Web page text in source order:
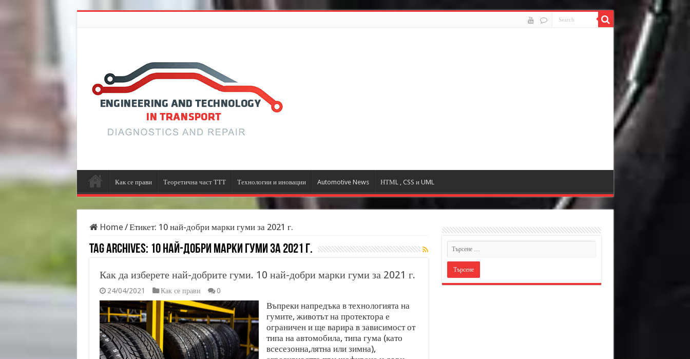
Как се прави Теоретична част ТТТ Технологии и иновации Automotive News НТМL , CSS и UML
Home /Етикет: 10 най-добри марки гуми за 2021 г.
Tag Archives: 10 най-добри марки гуми за 2021 г.
Как да изберете най-добрите гуми. 10 най-добри марки гуми за 2021 г.
24/04/2021 Как се прави 0
Въпреки напредъка в технологията на
гумите, животът на протектора е
ограничен и ще варира в зависимост от
типа на автомобила, типа гума (като
всесезонна,лятна или зимна),